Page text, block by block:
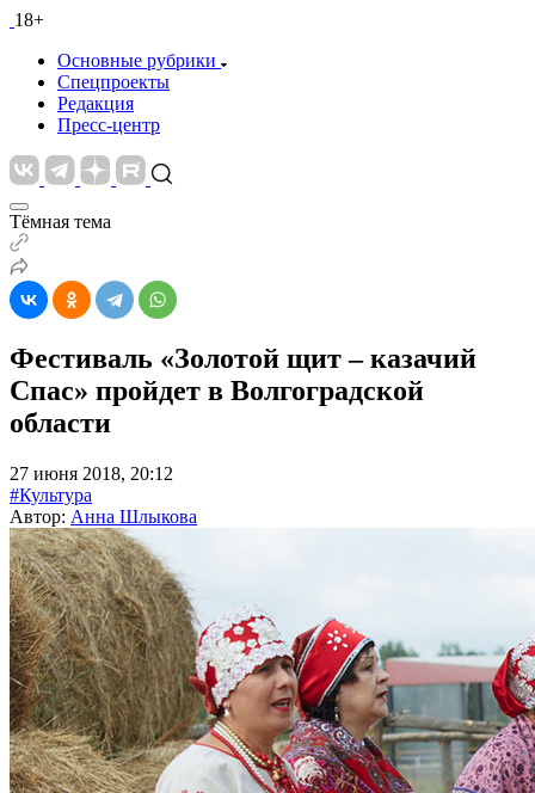
18+
Основные рубрики
Спецпроекты
Редакция
Пресс-центр
Тёмная тема
Фестиваль «Золотой щит – казачий
Спас» пройдет в Волгоградской
области
27 июня 2018, 20:12
#Культура
Автор: Анна Шлыкова